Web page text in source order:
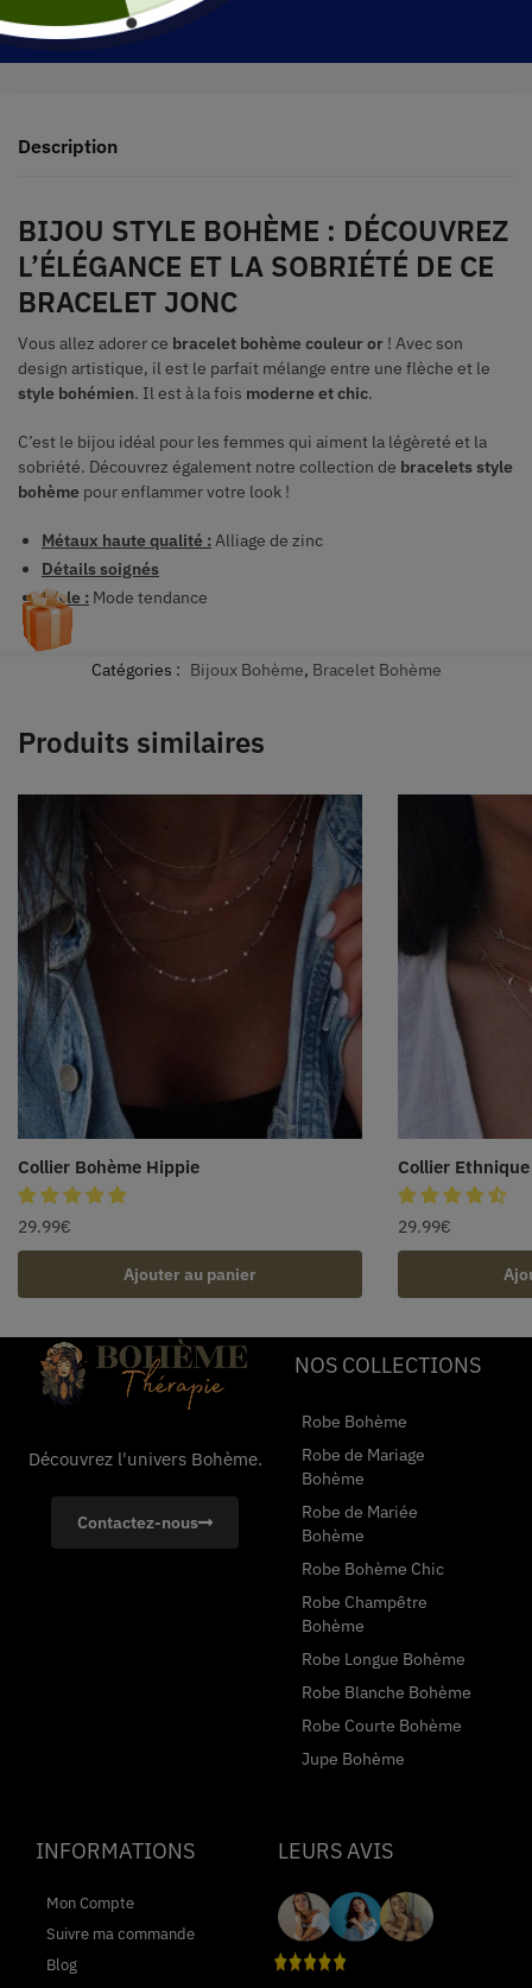
Description
BIJOU STYLE BOHÈME : DÉCOUVREZ
L’ÉLÉGANCE ET LA SOBRIÉTÉ DE CE
BRACELET JONC
Vous allez adorer ce bracelet bohème couleur or ! Avec son
design artistique, il est le parfait mélange entre une flèche et le
style bohémien. Il est à la fois moderne et chic.
C’est le bijou idéal pour les femmes qui aiment la légèreté et la
sobriété. Découvrez également notre collection de bracelets style
bohème pour enflammer votre look !
Métaux haute qualité : Alliage de zinc
Détails soignés
Style : Mode tendance
Catégories : Bijoux Bohème, Bracelet Bohème
Produits similaires
Collier Bohème Hippie
29.99€
Ajouter au panier
Collier
29.99€
Découvrez l'univers Bohème.
Contactez-nous
NOS COLLECTIONS
Robe Bohème
Robe de Mariage
Bohème
Robe de Mariée
Bohème
Robe Bohème Chic
Robe Champêtre
Bohème
Robe Longue Bohème
Robe Blanche Bohème
Robe Courte Bohème
Jupe Bohème
INFORMATIONS
Mon Compte
Suivre ma commande
Blog
LEURS AVIS